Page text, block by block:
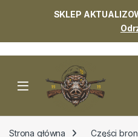
SKLEP
Strona główna Części